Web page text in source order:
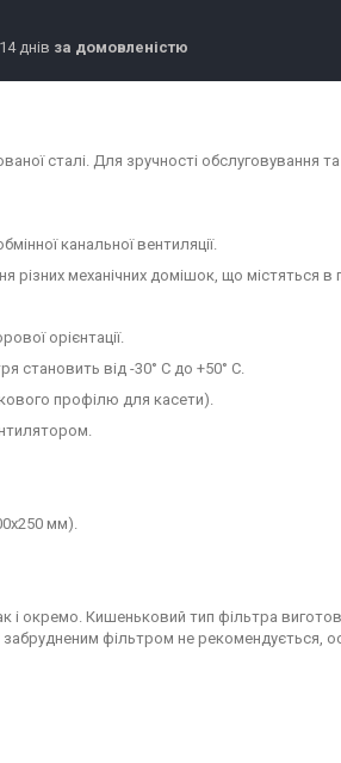
днів за домовленістю
сталі. Для зручності обслуговування та
канальної вентиляції.
різних механічних домішок, що містяться в
орієнтації.
становить від -30° С до +50° С.
профілю для касети).
мм).
і окремо. Кишеньковий тип фільтра
фільтром не рекомендується,